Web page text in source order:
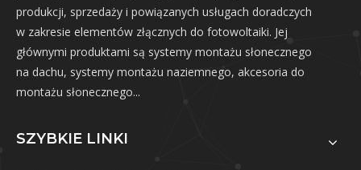
produkcji, sprzedaży i powiązanych usługach doradczych
w zakresie elementów złącznych do fotowoltaiki. Jej
głównymi produktami są systemy montażu słonecznego
na dachu, systemy montażu naziemnego, akcesoria do
montażu słonecznego...
SZYBKIE LINKI